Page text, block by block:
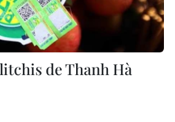
de Thanh Hà